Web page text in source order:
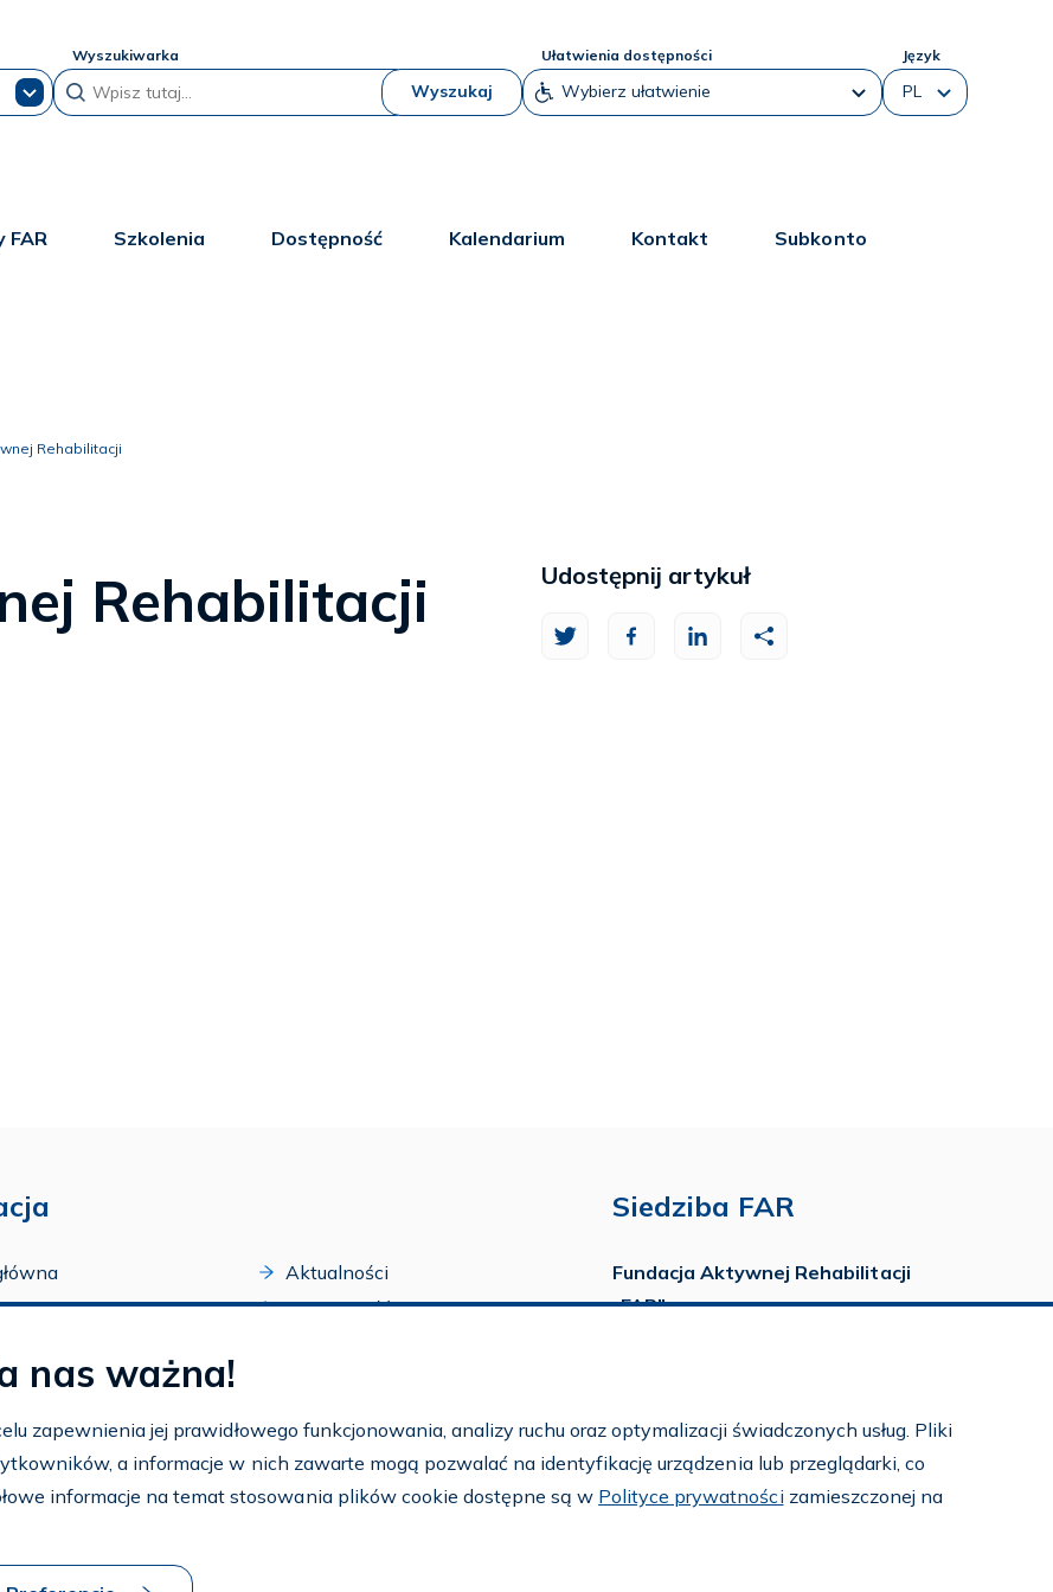
Wyszukiwarka
Wyszukaj
Ułatwienia dostępności Język
FAR Szkolenia Dostępność Kalendarium Kontakt Subkonto
Rehabilitacji
Rehabilitacji Udostępnij artykuł
programy
Aktualności
Dostępność
Siedziba FAR
Fundacja Aktywnej Rehabilitacji
„FAR”
tel./fax:22 651 88 02
tel.:22 651 88 03
tel.:22 858 26 39
nas ważna!
zapewnienia jej prawidłowego funkcjonowania, analizy ruchu oraz optymalizacji świadczonych usług. Pliki
a informacje w nich zawarte mogą pozwalać na identyfikację urządzenia lub przeglądarki, co
informacje na temat stosowania plików cookie dostępne są w Polityce prywatności zamieszczonej na